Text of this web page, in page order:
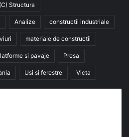
(C) Structura
Analize constructii industriale
materiale de constructii
si pavaje Presa
Usi si ferestre Victa